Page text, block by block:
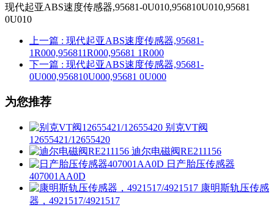
现代起亚ABS速度传感器,95681-0U010,956810U010,95681
0U010
上一篇 : 现代起亚ABS速度传感器,95681-
1R000,956811R000,95681 1R000
下一篇 : 现代起亚ABS速度传感器,95681-
0U000,956810U000,95681 0U000
为您推荐
别克VT阀
12655421/12655420
迪尔电磁阀RE211156
日产胎压传感器
407001AA0D
康明斯轨压传感
器，4921517/4921517